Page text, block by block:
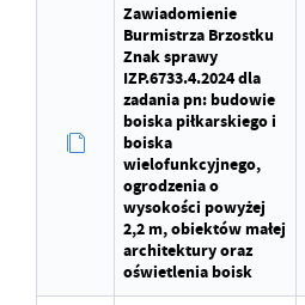
Zawiadomienie
Burmistrza Brzostku
Znak sprawy
IZP.6733.4.2024 dla
zadania pn: budowie
boiska piłkarskiego i
boiska
wielofunkcyjnego,
ogrodzenia o
wysokości powyżej
2,2 m, obiektów małej
architektury oraz
oświetlenia boisk